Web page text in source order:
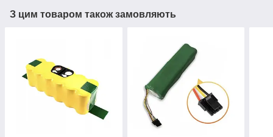
З цим товаром також замовляють